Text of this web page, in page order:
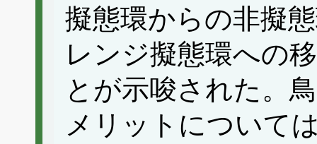
擬態環からの非擬
レンジ擬態環への
とが示唆された。
メリットについて